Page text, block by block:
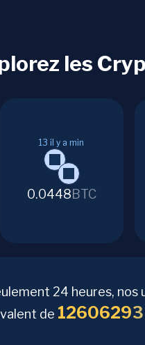
les
13 il y a min
0.0448BTC
24 heures,
de 12606293